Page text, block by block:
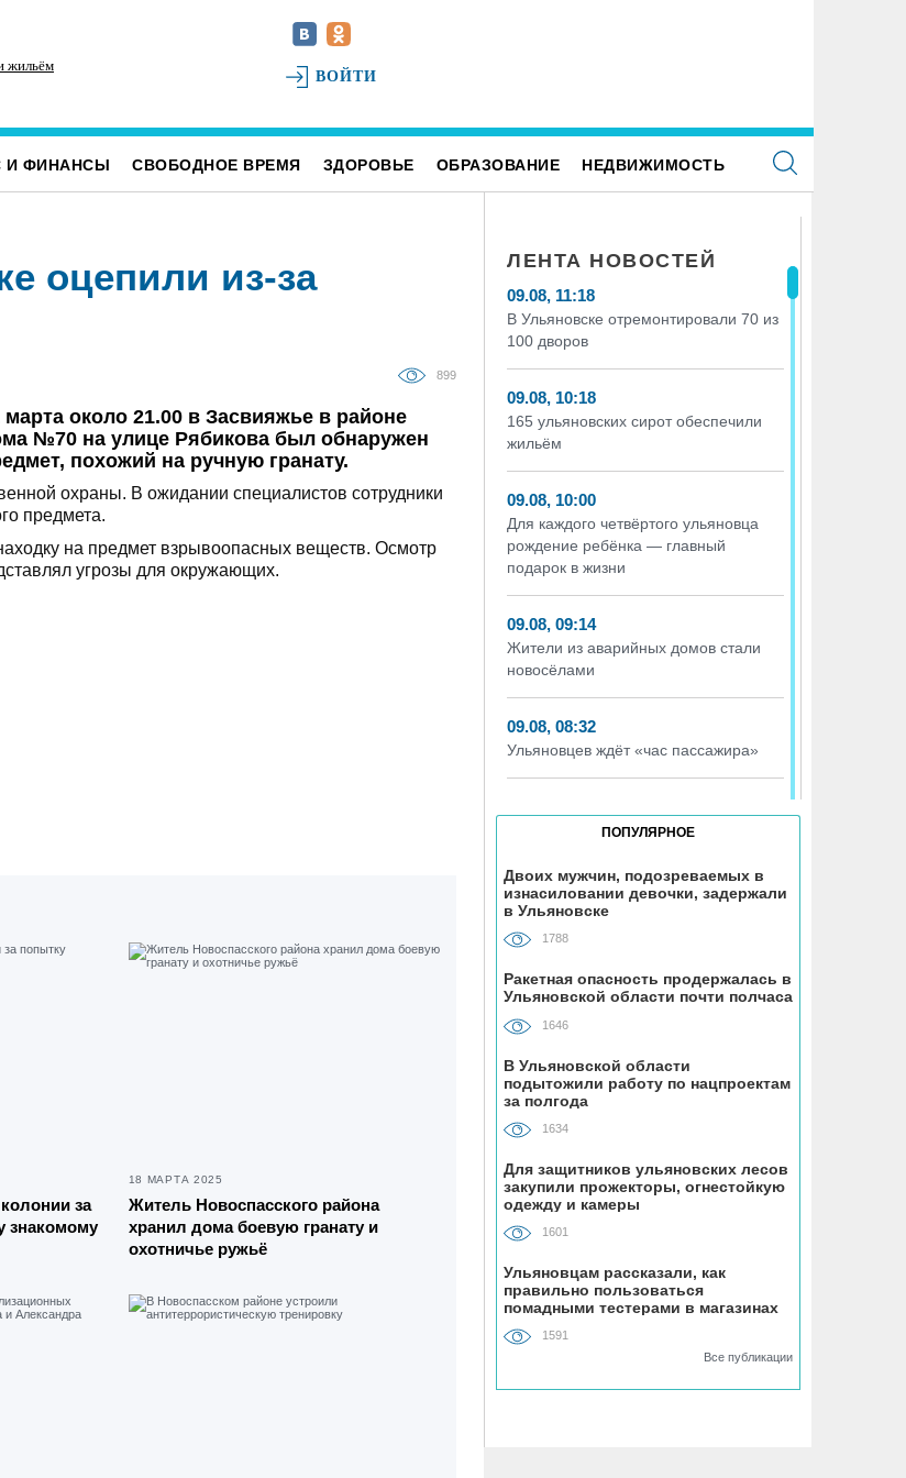
жильём
Для каждого четвёртого ульяновца рождение
ребёнка — главный подарок в жизни
ВОЙТИ
И ФИНАНСЫ СВОБОДНОЕ ВРЕМЯ ЗДОРОВЬЕ ОБРАЗОВАНИЕ НЕДВИЖИМОСТЬ
оцепили из-за
899
марта около 21.00 в Засвияжье в районе
№70 на улице Рябикова был обнаружен
похожий на ручную гранату.
охраны. В ожидании специалистов сотрудники
предмета.
на предмет взрывоопасных веществ. Осмотр
угрозы для окружающих.
за
знакомому
18 МАРТА 2025
Житель Новоспасского района
хранил дома боевую гранату и
охотничье ружьё
ЛЕНТА НОВОСТЕЙ
09.08, 11:18
В Ульяновске отремонтировали 70 из
100 дворов
09.08, 10:18
165 ульяновских сирот обеспечили
жильём
09.08, 10:00
Для каждого четвёртого ульяновца
рождение ребёнка — главный
подарок в жизни
09.08, 09:14
Жители из аварийных домов стали
новосёлами
09.08, 08:32
Ульяновцев ждёт «час пассажира»
В Госдуме предложили выдавать
животных из приюта
08.08, 12:00
положительно относится к идее
самозанятости
Наше наследие: история первых
«небоскрёбов» Ульяновска
РТРС отмечает своё 25-летие
08.08, 08:00
время» силачи поднимут более 300
килограммов и выступит казанская
группа «Мураками»
ПОПУЛЯРНОЕ
Двоих мужчин, подозреваемых в
изнасиловании девочки, задержали
в Ульяновске
1788
Ракетная опасность продержалась в
Ульяновской области почти полчаса
1646
В Ульяновской области
подытожили работу по нацпроектам
за полгода
1634
Для защитников ульяновских лесов
закупили прожекторы, огнестойкую
одежду и камеры
1601
Ульяновцам рассказали, как
правильно пользоваться
помадными тестерами в магазинах
косметики
1591
Все публикации